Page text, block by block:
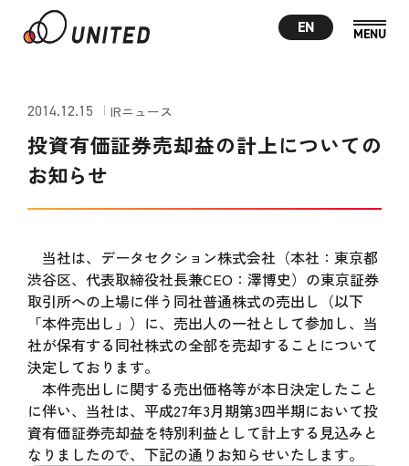
EN
2014.12.15 IRニュース
投資有価証券売却益の計上についての
お知らせ
当社は、データセクション株式会社（本社：東京都
渋谷区、代表取締役社長兼CEO：澤博史）の東京証券
取引所への上場に伴う同社普通株式の売出し（以下
「本件売出し」）に、売出人の一社として参加し、当
社が保有する同社株式の全部を売却することについて
決定しております。
本件売出しに関する売出価格等が本日決定したこと
に伴い、当社は、平成27年3月期第3四半期において投
資有価証券売却益を特別利益として計上する見込みと
なりましたので、下記の通りお知らせいたします。